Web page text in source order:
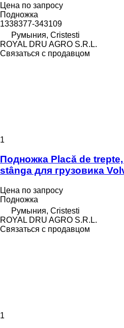
Цена по запросу
Подножка
1338377-343109
Румыния, Cristesti
ROYAL DRU AGRO S.R.L.
Связаться с продавцом
1
Подножка Placă de
stânga для грузовика
Цена по запросу
Подножка
Румыния, Cristesti
ROYAL DRU AGRO S.R.L.
Связаться с продавцом
1